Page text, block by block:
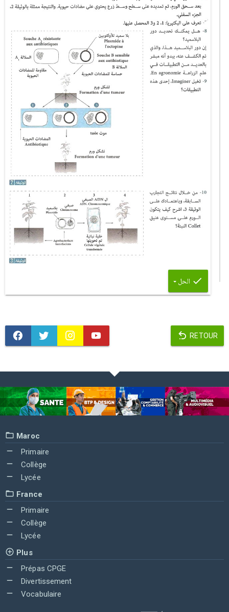
الحل
RETOUR
Maroc
Primaire
Collège
Lycée
France
Primaire
Collège
Lycée
Plus
Prépas CPGE
Divertissement
Vocabulaire